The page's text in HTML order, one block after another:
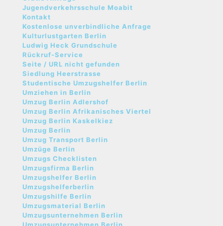
Jugendverkehrsschule Moabit
Kontakt
Kostenlose unverbindliche Anfrage
Kulturlustgarten Berlin
Ludwig Heck Grundschule
Rückruf-Service
Seite / URL nicht gefunden
Siedlung Heerstrasse
Studentische Umzugshelfer Berlin
Umziehen in Berlin
Umzug Berlin Adlershof
Umzug Berlin Afrikanisches Viertel
Umzug Berlin Kaskelkiez
Umzug Berlin
Umzug Transport Berlin
Umzüge Berlin
Umzugs Checklisten
Umzugsfirma Berlin
Umzugshelfer Berlin
Umzugshelferberlin
Umzugshilfe Berlin
Umzugsmaterial Berlin
Umzugsunternehmen Berlin